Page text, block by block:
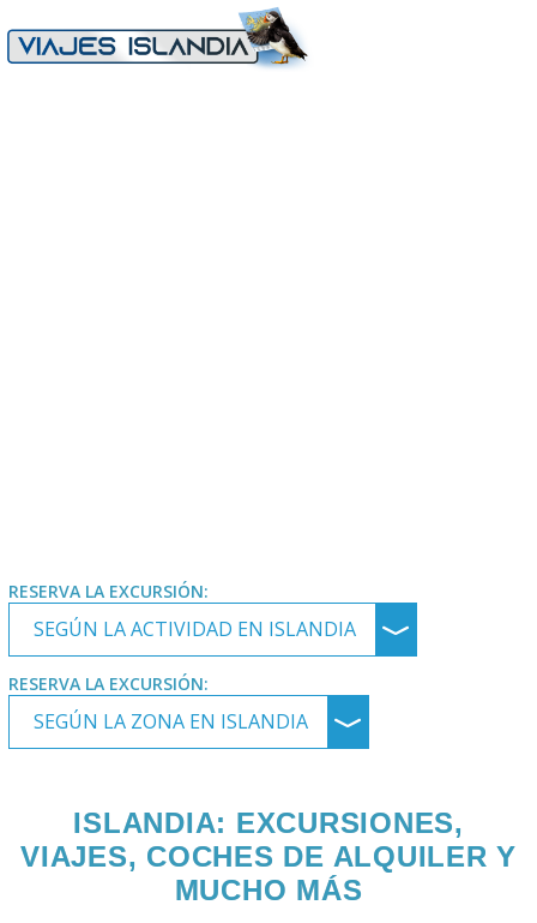
RESERVA LA EXCURSIÓN:
SEGÚN LA ACTIVIDAD EN ISLANDIA ﹀
RESERVA LA EXCURSIÓN:
SEGÚN LA ZONA EN ISLANDIA ﹀
ISLANDIA: EXCURSIONES,
VIAJES, COCHES DE ALQUILER Y
MUCHO MÁS